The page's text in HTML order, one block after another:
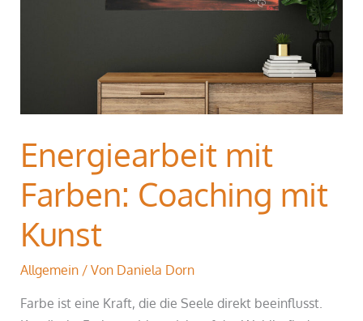
Energiearbeit mit
Farben: Coaching mit
Kunst
Allgemein / Von Daniela Dorn
Farbe ist eine Kraft, die die Seele direkt beeinflusst.